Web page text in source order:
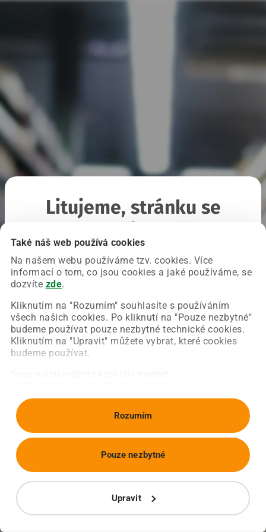
Také náš web používá cookies
Na našem webu používáme tzv. cookies. Více
informací o tom, co jsou cookies a jaké používáme, se
dozvíte zde.
Kliknutím na "Rozumím" souhlasíte s používáním
všech našich cookies. Po kliknutí na "Pouze nezbytné"
budeme používat pouze nezbytné technické cookies.
Kliknutím na "Upravit" můžete vybrat, které cookies
budeme používat.
Rozumím
Upravit
Pouze nezbytné
Litujeme, stránku se
Chyba nastala na naší straně a už ji opravujeme.
Zkuste prosím znovu načíst požadovanou stránku.
Obnovit stránku Úvodní strana